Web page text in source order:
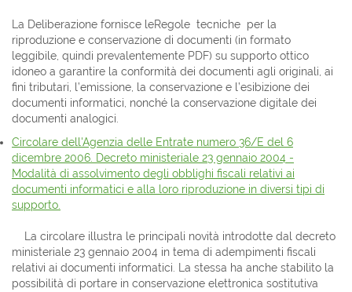
La Deliberazione fornisce leRegole tecniche per la
riproduzione e conservazione di documenti (in formato
leggibile, quindi prevalentemente PDF) su supporto ottico
idoneo a garantire la conformità dei documenti agli originali, ai
fini tributari, l’emissione, la conservazione e l’esibizione dei
documenti informatici, nonché la conservazione digitale dei
documenti analogici.
Circolare dell'Agenzia delle Entrate numero 36/E del 6
dicembre 2006. Decreto ministeriale 23 gennaio 2004 -
Modalità di assolvimento degli obblighi fiscali relativi ai
documenti informatici e alla loro riproduzione in diversi tipi di
supporto.
La circolare illustra le principali novità introdotte dal decreto
ministeriale 23 gennaio 2004 in tema di adempimenti fiscali
relativi ai documenti informatici. La stessa ha anche stabilito la
possibilità di portare in conservazione elettronica sostitutiva